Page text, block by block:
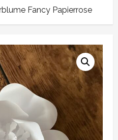
Fancy Papierrose